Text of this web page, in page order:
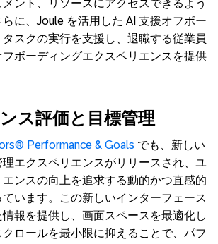
ント、リソースにアクセスできるよう
に、Joule を活用した AI 支援オフボー
スクの実行を支援し、退職する従業員
ボーディングエクスペリエンスを提供
ス評価と目標管理
Performance & Goals でも、新しい
エクスペリエンスがリリースされ、ユ
ンスの向上を追求する動的かつ直感的
います。この新しいインターフェース
報を提供し、画面スペースを最適化し
ロールを最小限に抑えることで、パフ